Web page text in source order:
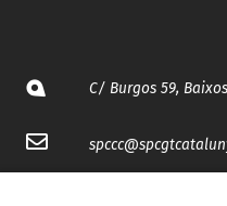
C/ Burgos 59,
spccc@